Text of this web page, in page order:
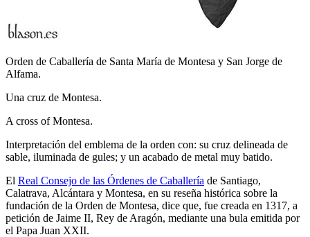
Orden de Caballería de Santa María de Montesa y San Jorge de
Alfama.
Una cruz de Montesa.
A cross of Montesa.
Interpretación del emblema de la orden con: su cruz delineada de
sable, iluminada de gules; y un acabado de metal muy batido.
El Real Consejo de las Órdenes de Caballería de Santiago,
Calatrava, Alcántara y Montesa, en su reseña histórica sobre la
fundación de la Orden de Montesa, dice que, fue creada en 1317, a
petición de Jaime II, Rey de Aragón, mediante una bula emitida por
el Papa Juan XXII.